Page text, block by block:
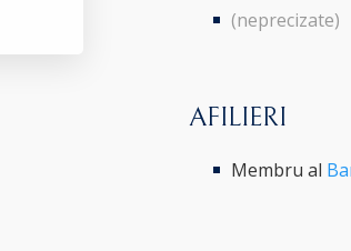
(neprecizate)
AFILIERI
Membru al